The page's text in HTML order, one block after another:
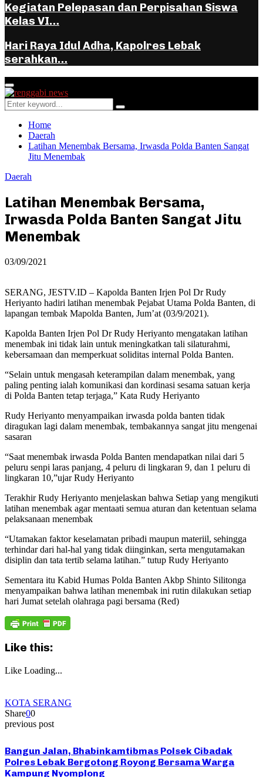
Kegiatan Pelepasan dan Perpisahan Siswa
Kelas VI…
Hari Raya Idul Adha, Kapolres Lebak
serahkan…
Facebook
Instagram
Youtube
Whatsapp
Primary
Menu
Search
for:
Search
Home
Daerah
Latihan Menembak Bersama, Irwasda Polda Banten Sangat
Jitu Menembak
Daerah
Latihan Menembak Bersama,
Irwasda Polda Banten Sangat Jitu
Menembak
03/09/2021
SERANG, JESTV.ID – Kapolda Banten Irjen Pol Dr Rudy
Heriyanto hadiri latihan menembak Pejabat Utama Polda Banten, di
lapangan tembak Mapolda Banten, Jum’at (03/9/2021).
Kapolda Banten Irjen Pol Dr Rudy Heriyanto mengatakan latihan
menembak ini tidak lain untuk meningkatkan tali silaturahmi,
kebersamaan dan memperkuat soliditas internal Polda Banten.
“Selain untuk mengasah keterampilan dalam menembak, yang
paling penting ialah komunikasi dan kordinasi sesama satuan kerja
di Polda Banten tetap terjaga,” Kata Rudy Heriyanto
Rudy Heriyanto menyampaikan irwasda polda banten tidak
diragukan lagi dalam menembak, tembakannya sangat jitu mengenai
sasaran
“Saat menembak irwasda Polda Banten mendapatkan nilai dari 5
peluru senpi laras panjang, 4 peluru di lingkaran 9, dan 1 peluru di
lingkaran 10,”ujar Rudy Heriyanto
Terakhir Rudy Heriyanto menjelaskan bahwa Setiap yang mengikuti
latihan menembak agar mentaati semua aturan dan ketentuan selama
pelaksanaan menembak
“Utamakan faktor keselamatan pribadi maupun materiil, sehingga
terhindar dari hal-hal yang tidak diinginkan, serta mengutamakan
disiplin dan tata tertib selama latihan.” tutup Rudy Heriyanto
Sementara itu Kabid Humas Polda Banten Akbp Shinto Silitonga
menyampaikan bahwa latihan menembak ini rutin dilakukan setiap
hari Jumat setelah olahraga pagi bersama (Red)
Like this:
Like Loading...
KOTA SERANG
Share00
previous post
Bangun Jalan, Bhabinkamtibmas Polsek Cibadak
Polres Lebak Bergotong Royong Bersama Warga
Kampung Nyomplong